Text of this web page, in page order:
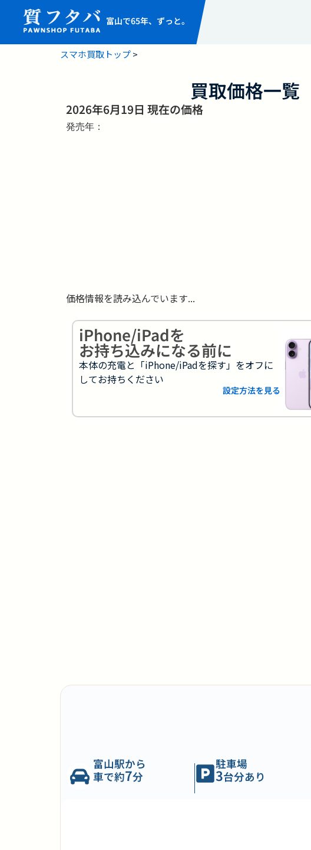
富山で65年、ずっと。
スマホ買取トップ>
買取価格一覧
2026年6月19日 現在の価格
発売年：
価格情報を読み込んでいます...
iPhone/iPadを
お持ち込みになる前に
本体の充電と「iPhone/iPadを探す」をオフに
してお持ちください
設定方法を見る
富山駅から
車で約7分
駐車場
3台分あり